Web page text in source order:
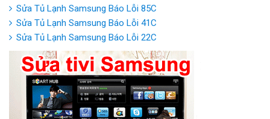
Sửa Tủ Lạnh Samsung Báo Lỗi 85C
Sửa Tủ Lạnh Samsung Báo Lỗi 41C
Sửa Tủ Lạnh Samsung Báo Lỗi 22C